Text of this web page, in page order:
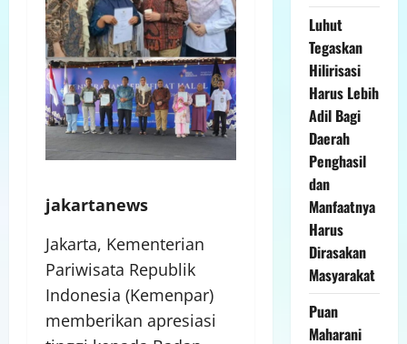
jakartanews
Jakarta, Kementerian
Pariwisata Republik
Indonesia (Kemenpar)
memberikan apresiasi
Luhut
Tegaskan
Hilirisasi
Harus Lebih
Adil Bagi
Daerah
Penghasil
dan
Manfaatnya
Harus
Dirasakan
Masyarakat
Puan
Maharani